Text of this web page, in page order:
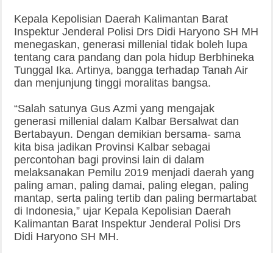
Kepala Kepolisian Daerah Kalimantan Barat
Inspektur Jenderal Polisi Drs Didi Haryono SH MH
menegaskan, generasi millenial tidak boleh lupa
tentang cara pandang dan pola hidup Berbhineka
Tunggal Ika. Artinya, bangga terhadap Tanah Air
dan menjunjung tinggi moralitas bangsa.
“Salah satunya Gus Azmi yang mengajak
generasi millenial dalam Kalbar Bersalwat dan
Bertabayun. Dengan demikian bersama- sama
kita bisa jadikan Provinsi Kalbar sebagai
percontohan bagi provinsi lain di dalam
melaksanakan Pemilu 2019 menjadi daerah yang
paling aman, paling damai, paling elegan, paling
mantap, serta paling tertib dan paling bermartabat
di Indonesia,” ujar Kepala Kepolisian Daerah
Kalimantan Barat Inspektur Jenderal Polisi Drs
Didi Haryono SH MH.